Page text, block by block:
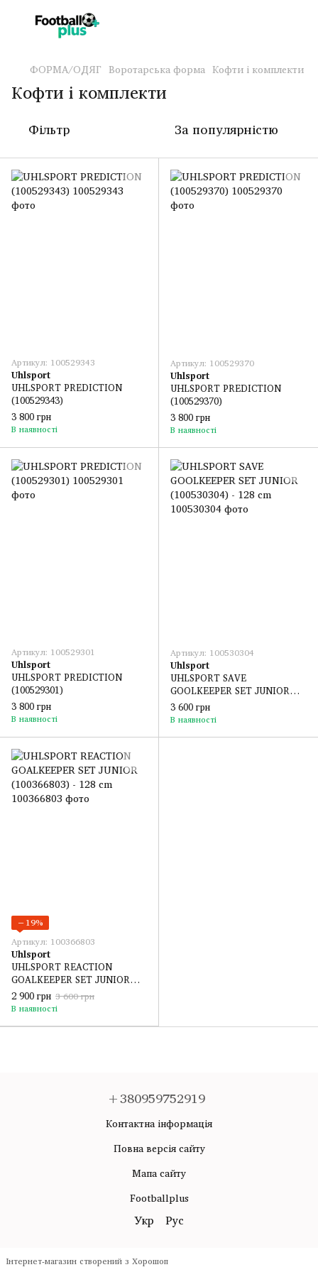
ФОРМА/ОДЯГ Воротарська форма Кофти і комплекти
Кофти і комплекти
Фільтр За популярністю
Артикул: 100529343
Uhlsport
UHLSPORT PREDICTION
(100529343)
3 800 грн
В наявності
Артикул: 100529370
Uhlsport
UHLSPORT PREDICTION
(100529370)
3 800 грн
В наявності
Артикул: 100529301
Uhlsport
UHLSPORT PREDICTION
(100529301)
3 800 грн
В наявності
Артикул: 100530304
Uhlsport
UHLSPORT SAVE
GOOLKEEPER SET JUNIOR
(100530304) - 128 cm
3 600 грн
В наявності
−19%
Артикул: 100366803
Uhlsport
UHLSPORT REACTION
GOALKEEPER SET JUNIOR
(100366803) - 128 cm
2 900 грн 3 600 грн
В наявності
+380959752919
Контактна інформація
Повна версія сайту
Мапа сайту
Footballplus
Укр Рус
Інтернет-магазин створений з Хорошоп